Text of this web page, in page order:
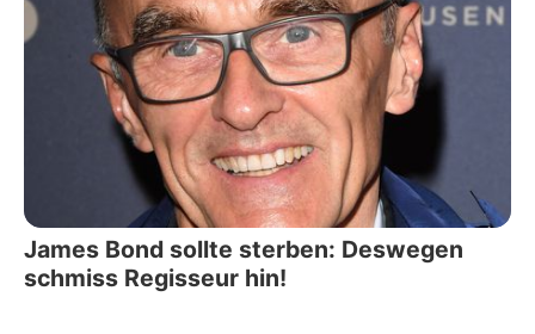
James Bond sollte sterben: Deswegen
schmiss Regisseur hin!